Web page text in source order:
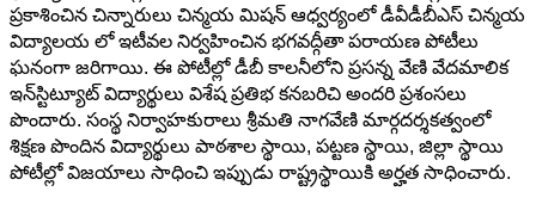
ప్రకాశించిన చిన్నారులు చిన్మయ మిషన్ ఆధ్వర్యంలో డీవీడీబీఎస్‌ చిన్మయ
విద్యాలయ లో ఇటీవల నిర్వహించిన భగవద్గీతా పరాయణ పోటీలు
ఘనంగా జరిగాయి. ఈ పోటీల్లో డీబీ కాలనీలోని ప్రసన్న వేణి వేదమాలిక
ఇన్‌స్టిట్యూట్‌ విద్యార్థులు విశేష ప్రతిభ కనబరిచి అందరి ప్రశంసలు
పొందారు. సంస్థ నిర్వాహకురాలు శ్రీమతి నాగవేణి మార్గదర్శకత్వంలో
శిక్షణ పొందిన విద్యార్థులు పాఠశాల స్థాయి, పట్టణ స్థాయి, జిల్లా స్థాయి
పోటీల్లో విజయాలు సాధించి ఇప్పుడు రాష్ట్రస్థాయికి అర్హత సాధించారు.